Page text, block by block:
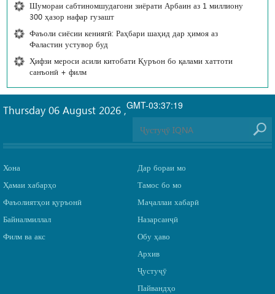
Шумораи сабтиномшудагони зиёрати Арбаин аз 1 миллиону
300 ҳазор нафар гузашт
Фаъоли сиёсии кениягӣ: Раҳбари шаҳид дар ҳимоя аз
Фаластин устувор буд
Ҳифзи мероси асили китобати Қуръон бо қалами хаттоти
санъонӣ + филм
GMT-03:37:19
Thursday 06 August 2026 ,
Хона
Ҳамаи хабарҳо
Фаъолиятҳои қуръонӣ
Байналмиллал
Филм ва акс
Дар бораи мо
Тамос бо мо
Маҷаллаи хабарӣ
Назарсанҷӣ
Обу ҳаво
Архив
Ҷустуҷӯ
Пайвандҳо